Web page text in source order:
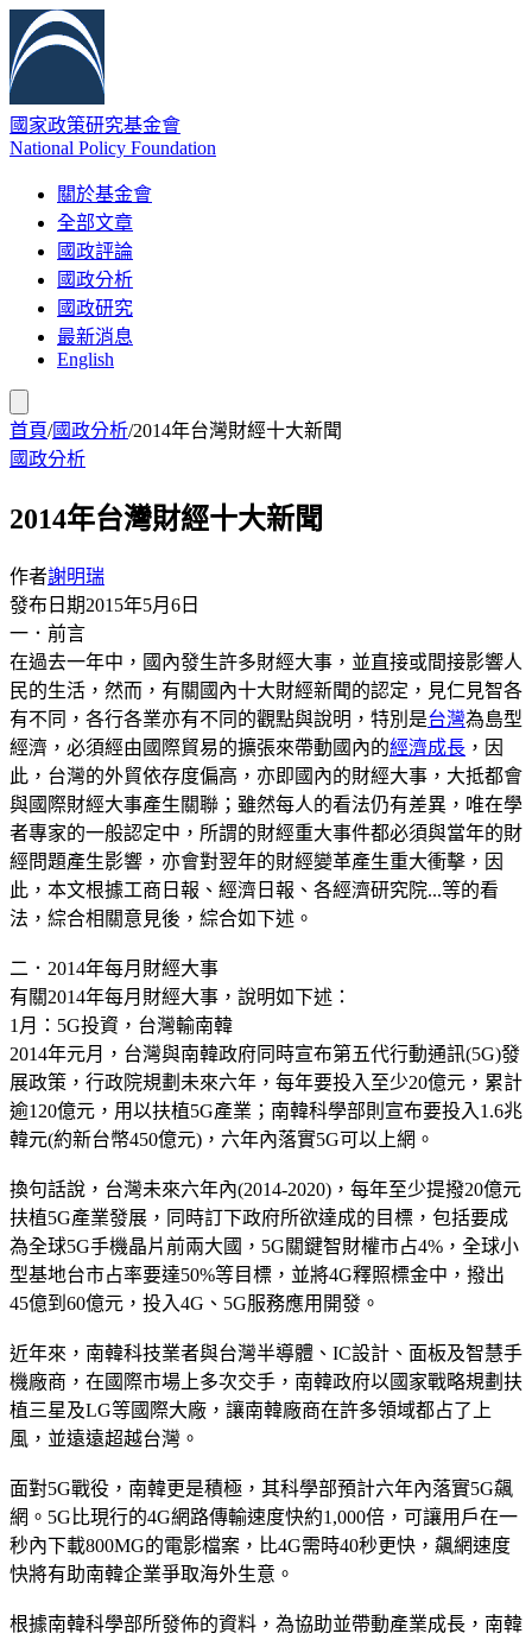
國家政策研究基金會
National Policy Foundation
關於基金會
全部文章
國政評論
國政分析
國政研究
最新消息
English
首頁/國政分析/2014年台灣財經十大新聞
國政分析
2014年台灣財經十大新聞
作者謝明瑞
發布日期2015年5月6日
一．前言
在過去一年中，國內發生許多財經大事，並直接或間接影響人
民的生活，然而，有關國內十大財經新聞的認定，見仁見智各
有不同，各行各業亦有不同的觀點與說明，特別是台灣為島型
經濟，必須經由國際貿易的擴張來帶動國內的經濟成長 ，因
此，台灣的外貿依存度偏高，亦即國內的財經大事，大抵都會
與國際財經大事產生關聯；雖然每人的看法仍有差異，唯在學
者專家的一般認定中，所謂的財經重大事件都必須與當年的財
經問題產生影響，亦會對翌年的財經變革產生重大衝擊，因
此，本文根據工商日報、經濟日報、各經濟研究院...等的看
法，綜合相關意見後，綜合如下述。
二．2014年每月財經大事
有關2014年每月財經大事，說明如下述：
1月：5G投資，台灣輸南韓
2014年元月，台灣與南韓政府同時宣布第五代行動通訊(5G)發
展政策，行政院規劃未來六年，每年要投入至少20億元，累計
逾120億元，用以扶植5G產業；南韓科學部則宣布要投入1.6兆
韓元(約新台幣450億元)，六年內落實5G可以上網。
換句話說，台灣未來六年內(2014-2020)，每年至少提撥20億元
扶植5G產業發展，同時訂下政府所欲達成的目標，包括要成
為全球5G手機晶片前兩大國，5G關鍵智財權市占4%，全球小
型基地台市占率要達50%等目標，並將4G釋照標金中，撥出
45億到60億元，投入4G、5G服務應用開發。
近年來，南韓科技業者與台灣半導體、IC設計、面板及智慧手
機廠商，在國際市場上多次交手，南韓政府以國家戰略規劃扶
植三星及LG等國際大廠，讓南韓廠商在許多領域都占了上
風，並遠遠超越台灣。
面對5G戰役，南韓更是積極，其科學部預計六年內落實5G飆
網。5G比現行的4G網路傳輸速度快約1,000倍，可讓用戶在一
秒內下載800MG的電影檔案，比4G需時40秒更快，飆網速度
快將有助南韓企業爭取海外生意。
根據南韓科學部所發佈的資料，為協助並帶動產業成長，南韓